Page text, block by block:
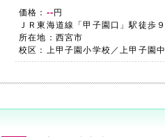
価格： -- 円
ＪＲ東海道線「甲子園口」駅徒歩
所在地：西宮市
校区：上甲子園小学校／上甲子園